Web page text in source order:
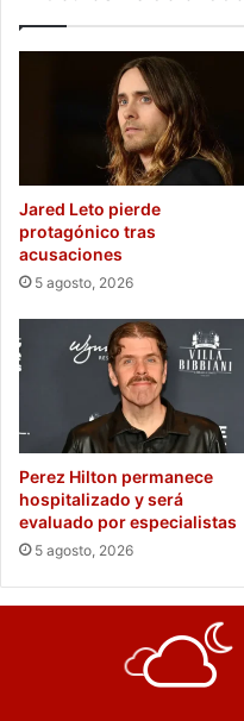
Jared Leto pierde
protagónico tras
acusaciones
5 agosto, 2026
Perez Hilton permanece
hospitalizado y será
evaluado por especialistas
5 agosto, 2026